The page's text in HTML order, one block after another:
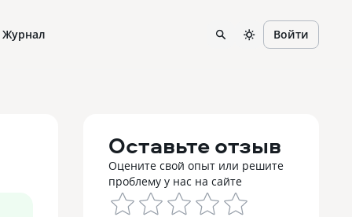
Журнал Войти
Оставьте отзыв
Оцените свой опыт или решите
проблему у нас на сайте